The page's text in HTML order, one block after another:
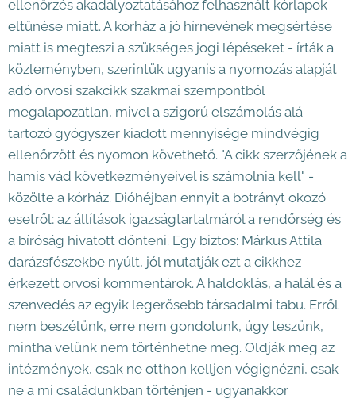
ellenőrzés akadályoztatásához felhasznált kórlapok
eltűnése miatt. A kórház a jó hírnevének megsértése
miatt is megteszi a szükséges jogi lépéseket - írták a
közleményben, szerintük ugyanis a nyomozás alapját
adó orvosi szakcikk szakmai szempontból
megalapozatlan, mivel a szigorú elszámolás alá
tartozó gyógyszer kiadott mennyisége mindvégig
ellenőrzött és nyomon követhető. "A cikk szerzőjének a
hamis vád következményeivel is számolnia kell" -
közölte a kórház. Dióhéjban ennyit a botrányt okozó
esetről; az állítások igazságtartalmáról a rendőrség és
a bíróság hivatott dönteni. Egy biztos: Márkus Attila
darázsfészekbe nyúlt, jól mutatják ezt a cikkhez
érkezett orvosi kommentárok. A haldoklás, a halál és a
szenvedés az egyik legerősebb társadalmi tabu. Erről
nem beszélünk, erre nem gondolunk, úgy teszünk,
mintha velünk nem történhetne meg. Oldják meg az
intézmények, csak ne otthon kelljen végignézni, csak
ne a mi családunkban történjen - ugyanakkor